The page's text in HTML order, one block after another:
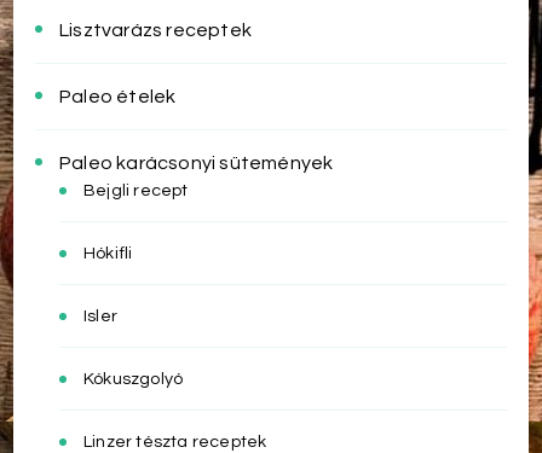
Lisztvarázs receptek
Paleo ételek
Paleo karácsonyi sütemények
Bejgli recept
Hókifli
Isler
Kókuszgolyó
Linzer tészta receptek